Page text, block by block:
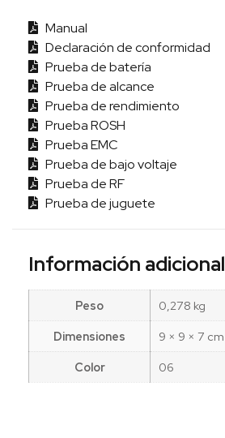
Manual
Declaración de conformidad
Prueba de batería
Prueba de alcance
Prueba de rendimiento
Prueba ROSH
Prueba EMC
Prueba de bajo voltaje
Prueba de RF
Prueba de juguete
Información adicional
Peso
0,278 kg
Dimensiones
9 × 9 × 7 cm
Color
06